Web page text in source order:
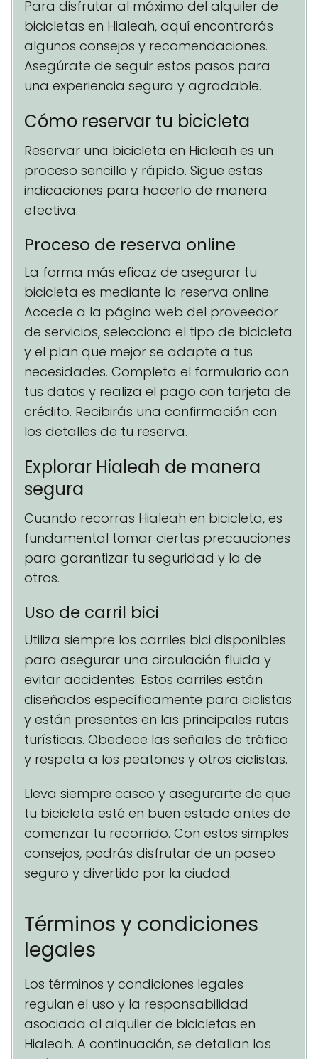
Para disfrutar al máximo del alquiler de
bicicletas en Hialeah, aquí encontrarás
algunos consejos y recomendaciones.
Asegúrate de seguir estos pasos para
una experiencia segura y agradable.
Cómo reservar tu bicicleta
Reservar una bicicleta en Hialeah es un
proceso sencillo y rápido. Sigue estas
indicaciones para hacerlo de manera
efectiva.
Proceso de reserva online
La forma más eficaz de asegurar tu
bicicleta es mediante la reserva online.
Accede a la página web del proveedor
de servicios, selecciona el tipo de bicicleta
y el plan que mejor se adapte a tus
necesidades. Completa el formulario con
tus datos y realiza el pago con tarjeta de
crédito. Recibirás una confirmación con
los detalles de tu reserva.
Explorar Hialeah de manera
segura
Cuando recorras Hialeah en bicicleta, es
fundamental tomar ciertas precauciones
para garantizar tu seguridad y la de
otros.
Uso de carril bici
Utiliza siempre los carriles bici disponibles
para asegurar una circulación fluida y
evitar accidentes. Estos carriles están
diseñados específicamente para ciclistas
y están presentes en las principales rutas
turísticas. Obedece las señales de tráfico
y respeta a los peatones y otros ciclistas.
Lleva siempre casco y asegurarte de que
tu bicicleta esté en buen estado antes de
comenzar tu recorrido. Con estos simples
consejos, podrás disfrutar de un paseo
seguro y divertido por la ciudad.
Términos y condiciones
legales
Los términos y condiciones legales
regulan el uso y la responsabilidad
asociada al alquiler de bicicletas en
Hialeah. A continuación, se detallan las